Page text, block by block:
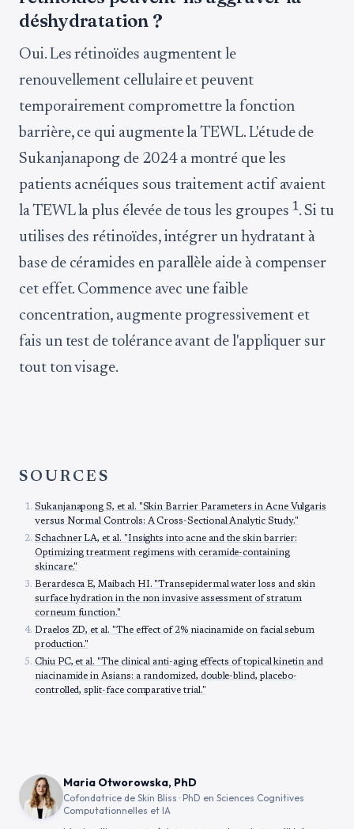
déshydratation ?
Oui. Les rétinoïdes augmentent le
renouvellement cellulaire et peuvent
temporairement compromettre la fonction
barrière, ce qui augmente la TEWL. L'étude de
Sukanjanapong de 2024 a montré que les
patients acnéiques sous traitement actif avaient
la TEWL la plus élevée de tous les groupes1. Si tu
utilises des rétinoïdes, intégrer un hydratant à
base de céramides en parallèle aide à compenser
cet effet. Commence avec une faible
concentration, augmente progressivement et
fais un test de tolérance avant de l'appliquer sur
tout ton visage.
SOURCES
Sukanjanapong S, et al. "Skin Barrier Parameters in Acne Vulgaris
versus Normal Controls: A Cross-Sectional Analytic Study."
Schachner LA, et al. "Insights into acne and the skin barrier:
Optimizing treatment regimens with ceramide-containing
skincare."
Berardesca E, Maibach HI. "Transepidermal water loss and skin
surface hydration in the non invasive assessment of stratum
corneum function."
Draelos ZD, et al. "The effect of 2% niacinamide on facial sebum
production."
Chiu PC, et al. "The clinical anti-aging effects of topical kinetin and
niacinamide in Asians: a randomized, double-blind, placebo-
controlled, split-face comparative trial."
Maria Otworowska, PhD
Cofondatrice de Skin Bliss · PhD en Sciences Cognitives
Computationnelles et IA